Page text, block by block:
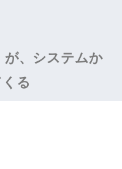
が、システムか
る